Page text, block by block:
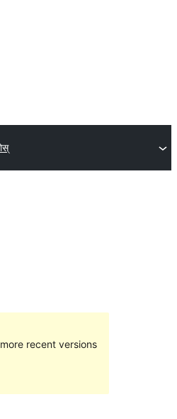
recent versions